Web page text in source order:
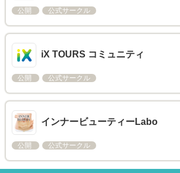
公開 公式サークル
iX TOURS コミュニティ
公開 公式サークル
インナービューティーLabo
公開 公式サークル